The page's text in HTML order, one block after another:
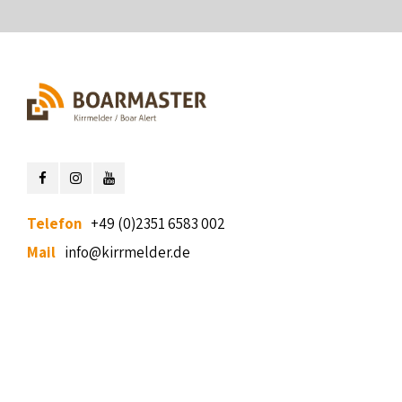
Telefon +49 (0)2351 6583 002
Mail info@kirrmelder.de